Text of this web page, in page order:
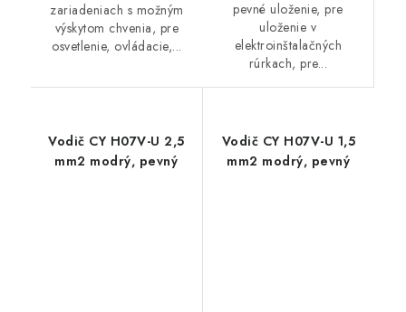
zariadeniach s možným
výskytom chvenia, pre
osvetlenie, ovládacie,...
pevné uloženie, pre
uloženie v
elektroinštalačných
rúrkach, pre...
Vodič CY H07V-U 2,5
mm2 modrý, pevný
Vodič CY H07V-U 1,5
mm2 modrý, pevný